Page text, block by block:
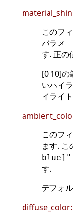
このフ
パラメ
す. 正の
[0 10]の
いハイ
イライ
このフ
ます. こ
blue]"
す.
デフォ
diffuse_color: